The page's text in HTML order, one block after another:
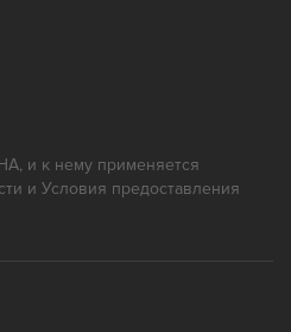
и к нему применяется
и Условия предоставления